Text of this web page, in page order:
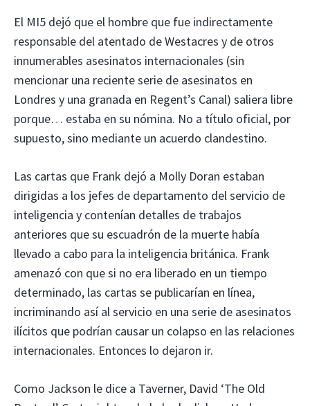
El MI5 dejó que el hombre que fue indirectamente
responsable del atentado de Westacres y de otros
innumerables asesinatos internacionales (sin
mencionar una reciente serie de asesinatos en
Londres y una granada en Regent’s Canal) saliera libre
porque… estaba en su nómina. No a título oficial, por
supuesto, sino mediante un acuerdo clandestino.
Las cartas que Frank dejó a Molly Doran estaban
dirigidas a los jefes de departamento del servicio de
inteligencia y contenían detalles de trabajos
anteriores que su escuadrón de la muerte había
llevado a cabo para la inteligencia británica. Frank
amenazó con que si no era liberado en un tiempo
determinado, las cartas se publicarían en línea,
incriminando así al servicio en una serie de asesinatos
ilícitos que podrían causar un colapso en las relaciones
internacionales. Entonces lo dejaron ir.
Como Jackson le dice a Taverner, David ‘The Old